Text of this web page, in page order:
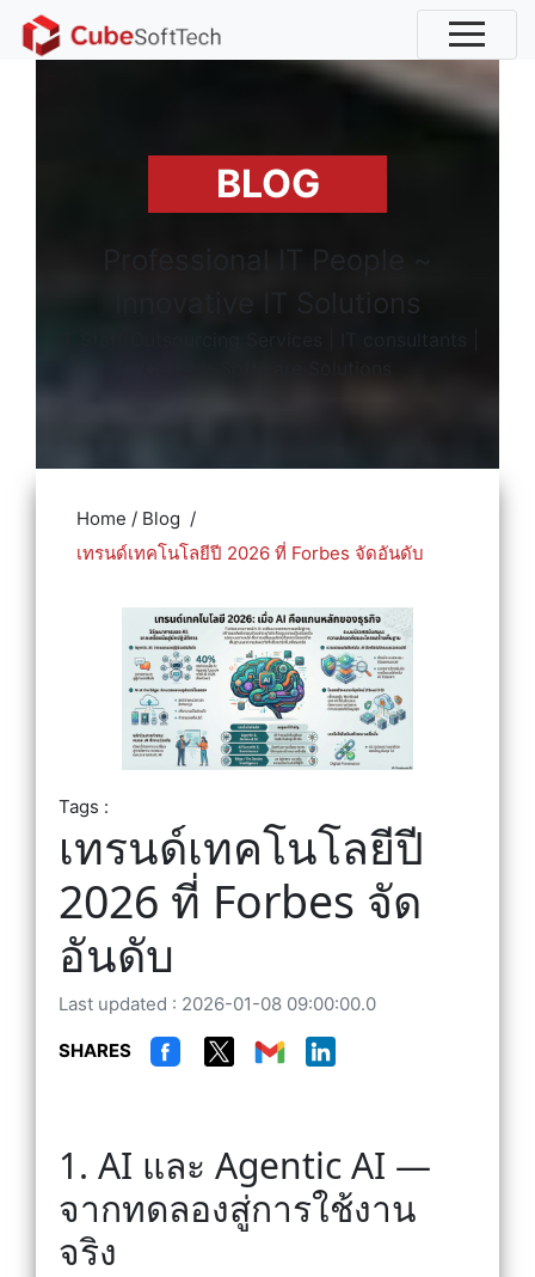
BLOG
Professional IT People ~
Innovative IT Solutions
Home / Blog /
เทรนด์เทคโนโลยีปี 2026 ที่ Forbes จัดอันดับ
Tags :
เทรนด์เทคโนโลยีปี
2026 ที่ Forbes จัด
อันดับ
Last updated : 2026-01-08 09:00:00.0
SHARES
1. AI และ Agentic AI —
จากทดลองสู่การใช้งาน
จริง